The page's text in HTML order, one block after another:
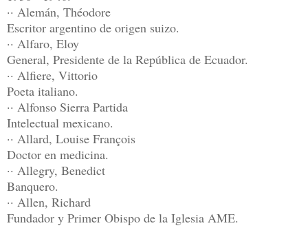
·· Alemán, Théodore
Escritor argentino de origen suizo.
·· Alfaro, Eloy
General, Presidente de la República de Ecuador.
·· Alfiere, Vittorio
Poeta italiano.
·· Alfonso Sierra Partida
Intelectual mexicano.
·· Allard, Louise François
Doctor en medicina.
·· Allegry, Benedict
Banquero.
·· Allen, Richard
Fundador y Primer Obispo de la Iglesia AME.